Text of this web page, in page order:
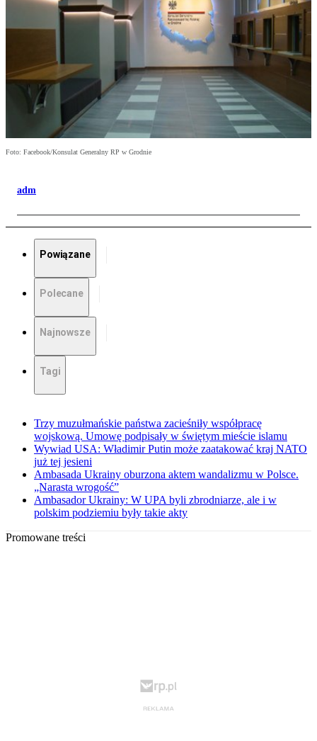
Foto: Facebook/Konsulat Generalny RP w Grodnie
adm
Powiązane
Polecane
Najnowsze
Tagi
Trzy muzułmańskie państwa zacieśniły współpracę
wojskową. Umowę podpisały w świętym mieście islamu
Wywiad USA: Władimir Putin może zaatakować kraj NATO
już tej jesieni
Ambasada Ukrainy oburzona aktem wandalizmu w Polsce.
„Narasta wrogość”
Ambasador Ukrainy: W UPA byli zbrodniarze, ale i w
polskim podziemiu były takie akty
Promowane treści